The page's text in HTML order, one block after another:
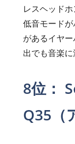
レスヘッドホ
低音モード
があるイヤ
出でも音楽に
8位：
Q35（